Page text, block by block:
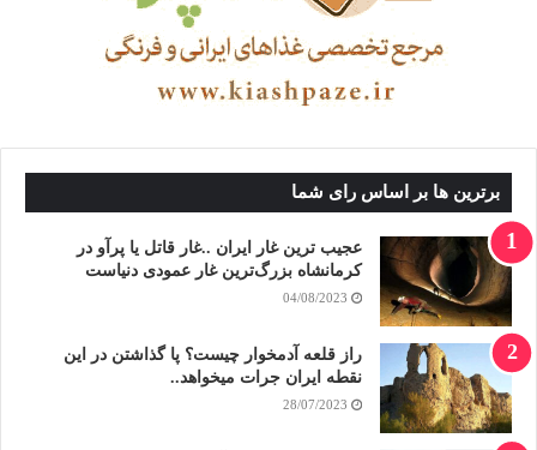
برترین ها بر اساس رای شما
عجیب ترین غار ایران ..غار قاتل یا پرآو در
کرمانشاه بزرگ‌ترین غار عمودی دنیاست
04/08/2023
راز قلعه آدمخوار چیست؟ پا گذاشتن در این
نقطه ایران جرات میخواهد..
28/07/2023